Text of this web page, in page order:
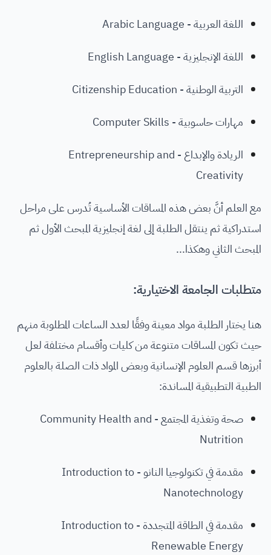
اللغة العربية - Arabic Language
اللغة الإنجليزية - English Language
التربية الوطنية - Citizenship Education
مهارات حاسوبية - Computer Skills
الريادة والإبداع - Entrepreneurship and
Creativity
مع العلم أنَّ بعض هذه المساقات الأساسية تُدرس على مراحل
استدراكية ثم ينتقل الطلبة إلى لغة إنجليزية المبحث الأول ثم
المبحث الثاني وهكذا...
متطلبات الجامعة الاختيارية:
هنا يختار الطلبة مواد معينة وفقًا لعدد الساعات المطلوبة منهم
حيث تكون المساقات متنوعة من كليات وأقسام مختلفة لعل
أبرزها قسم العلوم الإنسانية وبعض المواد ذات الصلة بالعلوم
الطبية التطبيقية المساندة:
صحة وتغذية المجتمع - Community Health and
Nutrition
مقدمة في تكنولوجيا النانو - Introduction to
Nanotechnology
مقدمة في الطاقة المتجددة - Introduction to
Renewable Energy